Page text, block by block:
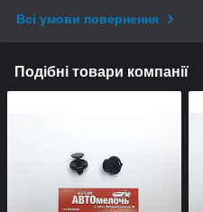
Всі умови повернення
Подібні товари компанії